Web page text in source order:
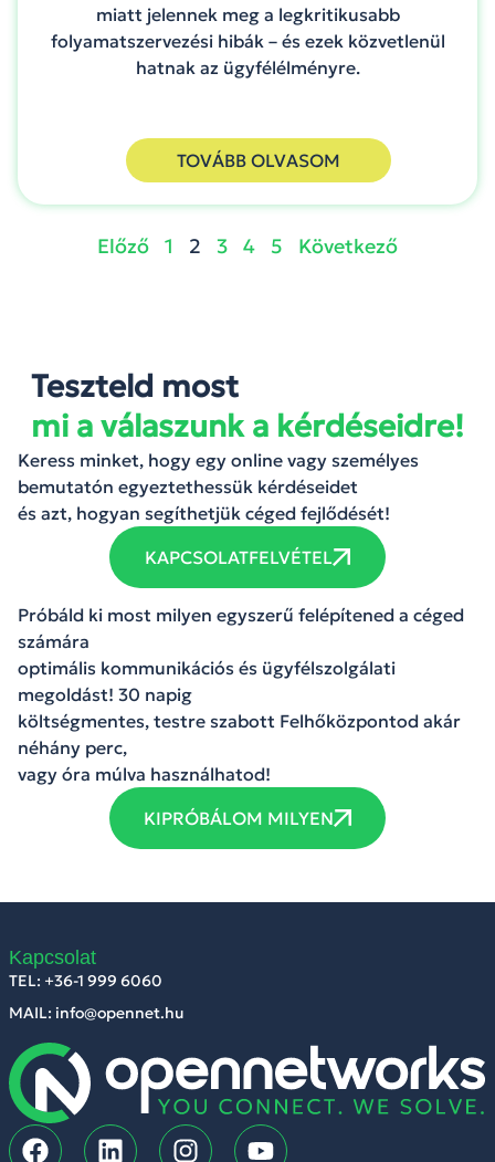
miatt jelennek meg a legkritikusabb
folyamatszervezési hibák – és ezek közvetlenül
hatnak az ügyfélélményre.
TOVÁBB OLVASOM
Előző 1 2 3 4 5 Következő
Teszteld most
mi a válaszunk a kérdéseidre!
Keress minket, hogy egy online vagy személyes
bemutatón egyeztethessük kérdéseidet
és azt, hogyan segíthetjük céged fejlődését!
KAPCSOLATFELVÉTEL
Próbáld ki most milyen egyszerű felépítened a céged
számára
optimális kommunikációs és ügyfélszolgálati
megoldást! 30 napig
költségmentes, testre szabott Felhőközpontod akár
néhány perc,
vagy óra múlva használhatod!
KIPRÓBÁLOM MILYEN
Kapcsolat
TEL: +36-1 999 6060
MAIL: info@opennet.hu